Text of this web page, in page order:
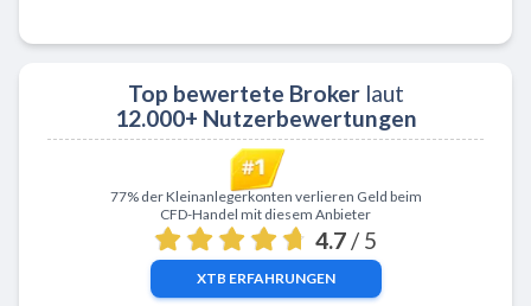
Top bewertete Brokerlaut
12.000+ Nutzerbewertungen
Zu XTB
77% der Kleinanlegerkonten verlieren Geld beim
CFD-Handel mit diesem Anbieter
4.7 / 5
XTB ERFAHRUNGEN